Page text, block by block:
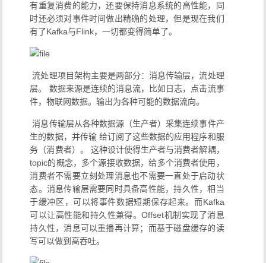
有重复消费的能力，还要保持消息系统的高性能，同
时还必须对事件时间做出精确的处理，但是现在我们
有了Kafka与Flink，一切都变得简单了。
​ 流处理项目架构主要是两部分：消息传输层，流处理
层。 数据来源是连续的消息流，比如日志，点击流事
件，物联网数据。输出为各种可能的数据流向。
​ 消息传输层从各种数据源（生产者）采集连续事件产
生的数据，并传输 给订阅了这些数据的应用程序和服
务（消费者）。 这种设计使得生产者与消费者解耦，
topic的概念，多个源接收数据，给多个消费者使用，
消费者不需要立刻处理消息也不需要一直处于启动状
态。消息传输层需要同时具备高性能，持久性，相当
于缓冲区，可以将事件数据短期保存起来。而Kafka
可以让高性能和持久性兼得。Offset机制实现了消息
持久性，消息可以重播再计算；而基于磁盘缓存的读
写可以做到高吞吐。